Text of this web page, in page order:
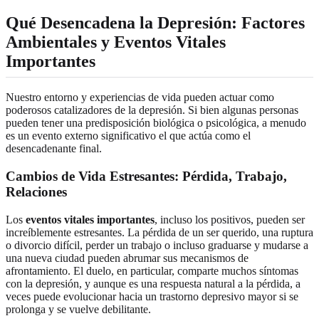
Qué Desencadena la Depresión: Factores
Ambientales y Eventos Vitales
Importantes
Nuestro entorno y experiencias de vida pueden actuar como
poderosos catalizadores de la depresión. Si bien algunas personas
pueden tener una predisposición biológica o psicológica, a menudo
es un evento externo significativo el que actúa como el
desencadenante final.
Cambios de Vida Estresantes: Pérdida, Trabajo,
Relaciones
Los eventos vitales importantes, incluso los positivos, pueden ser
increíblemente estresantes. La pérdida de un ser querido, una ruptura
o divorcio difícil, perder un trabajo o incluso graduarse y mudarse a
una nueva ciudad pueden abrumar sus mecanismos de
afrontamiento. El duelo, en particular, comparte muchos síntomas
con la depresión, y aunque es una respuesta natural a la pérdida, a
veces puede evolucionar hacia un trastorno depresivo mayor si se
prolonga y se vuelve debilitante.